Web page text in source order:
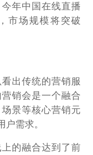
年中国在线直播
市场规模将突破
出传统的营销服
销会是一个融合
景等核心营销元
需求。
的融合达到了前